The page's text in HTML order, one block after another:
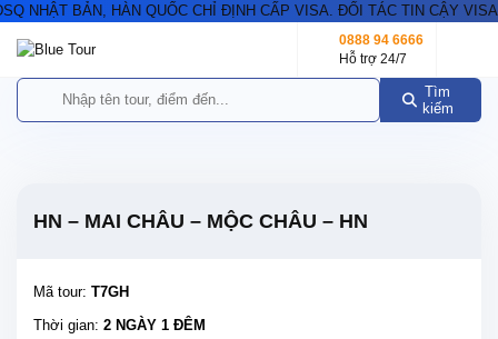
NHẬT BẢN, HÀN QUỐC CHỈ ĐỊNH CẤP VISA. ĐỐI TÁC TIN CẬY
0888 94 6666
Hỗ trợ 24/7
Tìm
kiếm
HN – MAI CHÂU – MỘC CHÂU – HN
Mã tour: T7GH
Thời gian: 2 NGÀY 1 ĐÊM